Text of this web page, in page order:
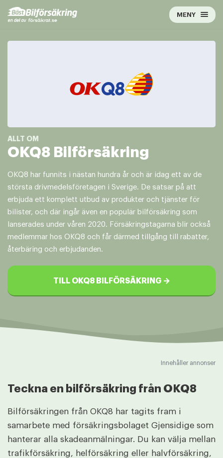
Hoppa
innehåll
MENY
OKQ8 Bilförsäkring
OKQ8 har funnits i nästan hundra år och är idag ett av de
största drivmedelsföretagen i Sverige. De satsar på att
erbjuda ett komplett utbud av produkter och tjänster för
bilister, och där ingår även en populär bilförsäkring som
lanserades under våren 2020. Försäkringstagarna blir också
medlemmar hos OKQ8 och får därmed tillgång till rabatter,
återbäring och erbjudanden.
TILL OKQ8 BILFÖRSÄKRING →
Innehåller annonser
Teckna en bilförsäkring från OKQ8
Bilförsäkringen från OKQ8 har tagits fram i
samarbete med försäkringsbolaget Gjensidige som
hanterar alla skadeanmälningar. Du kan välja mellan
trafikförsäkring, helförsäkring eller halvförsäkring,